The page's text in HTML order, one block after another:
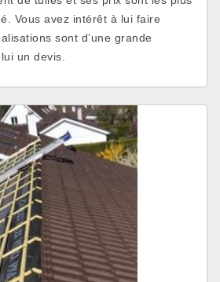
Vous avez intérêt à lui faire
sont d’une grande
un devis.